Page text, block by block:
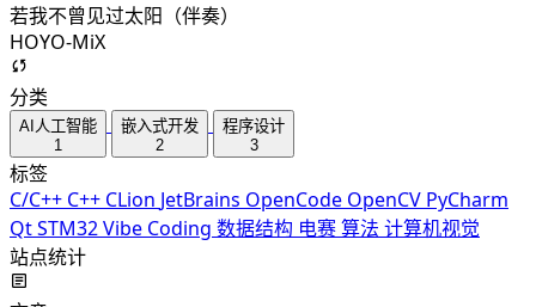
若我不曾见过太阳（伴奏）
HOYO-MiX
分类
AI人工智能
1
嵌入式开发
2
程序设计
3
标签
C/C++ C++ CLion JetBrains OpenCode OpenCV PyCharm
QtSTM32Vibe Coding 数据结构 电赛算法 计算机视觉
站点统计